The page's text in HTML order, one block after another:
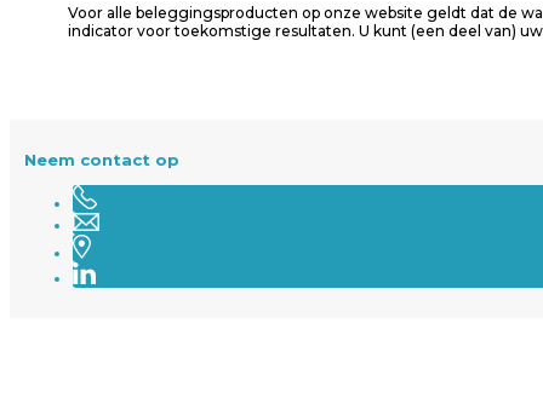
Voor alle beleggingsproducten op onze website geldt dat de
indicator voor toekomstige resultaten. U kunt (een deel van)
Neem contact op